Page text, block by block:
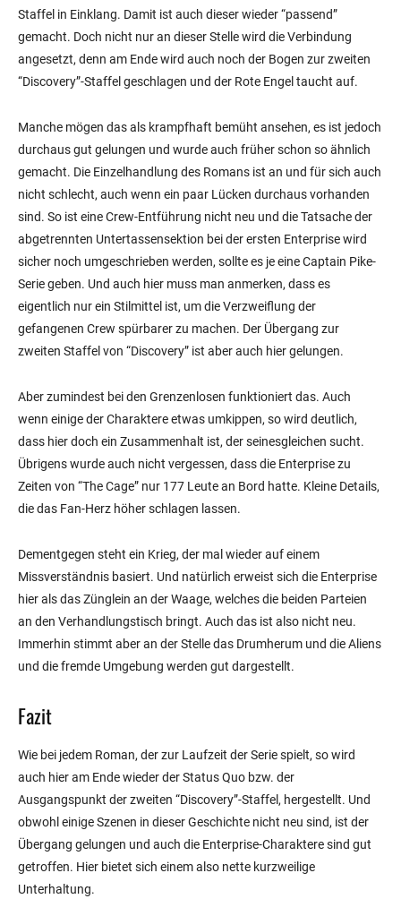
Staffel in Einklang. Damit ist auch dieser wieder “passend”
gemacht. Doch nicht nur an dieser Stelle wird die Verbindung
angesetzt, denn am Ende wird auch noch der Bogen zur zweiten
“Discovery”-Staffel geschlagen und der Rote Engel taucht auf.
Manche mögen das als krampfhaft bemüht ansehen, es ist jedoch
durchaus gut gelungen und wurde auch früher schon so ähnlich
gemacht. Die Einzelhandlung des Romans ist an und für sich auch
nicht schlecht, auch wenn ein paar Lücken durchaus vorhanden
sind. So ist eine Crew-Entführung nicht neu und die Tatsache der
abgetrennten Untertassensektion bei der ersten Enterprise wird
sicher noch umgeschrieben werden, sollte es je eine Captain Pike-
Serie geben. Und auch hier muss man anmerken, dass es
eigentlich nur ein Stilmittel ist, um die Verzweiflung der
gefangenen Crew spürbarer zu machen. Der Übergang zur
zweiten Staffel von “Discovery” ist aber auch hier gelungen.
Aber zumindest bei den Grenzenlosen funktioniert das. Auch
wenn einige der Charaktere etwas umkippen, so wird deutlich,
dass hier doch ein Zusammenhalt ist, der seinesgleichen sucht.
Übrigens wurde auch nicht vergessen, dass die Enterprise zu
Zeiten von “The Cage” nur 177 Leute an Bord hatte. Kleine Details,
die das Fan-Herz höher schlagen lassen.
Dementgegen steht ein Krieg, der mal wieder auf einem
Missverständnis basiert. Und natürlich erweist sich die Enterprise
hier als das Zünglein an der Waage, welches die beiden Parteien
an den Verhandlungstisch bringt. Auch das ist also nicht neu.
Immerhin stimmt aber an der Stelle das Drumherum und die Aliens
und die fremde Umgebung werden gut dargestellt.
Fazit
Wie bei jedem Roman, der zur Laufzeit der Serie spielt, so wird
auch hier am Ende wieder der Status Quo bzw. der
Ausgangspunkt der zweiten “Discovery”-Staffel, hergestellt. Und
obwohl einige Szenen in dieser Geschichte nicht neu sind, ist der
Übergang gelungen und auch die Enterprise-Charaktere sind gut
getroffen. Hier bietet sich einem also nette kurzweilige
Unterhaltung.